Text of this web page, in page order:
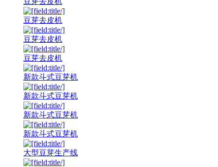
豆芽去皮机
豆芽去皮机
豆芽去皮机
新款斗式豆芽机
新款斗式豆芽机
新款斗式豆芽机
新款斗式豆芽机
大型豆芽生产线